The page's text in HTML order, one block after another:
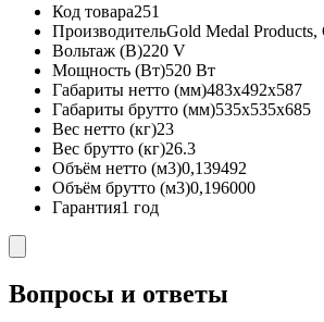
Код товара251
ПроизводительGold Medal
Вольтаж (В)220 V
Мощность (Вт)520 Вт
Габариты нетто (мм)483x492x587
Габариты брутто (мм)535x535x685
Вес нетто (кг)23
Вес брутто (кг)26.3
Объём нетто (м3)0,139492
Объём брутто (м3)0,196000
Гарантия1 год
Вопросы и ответы